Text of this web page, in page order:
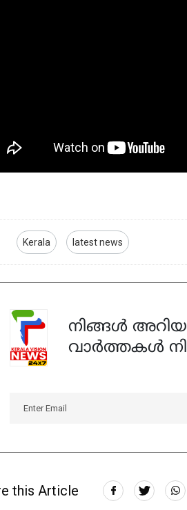
Kerala latest news
നിങ്ങൾ
വാർത്തകൾ
this Article